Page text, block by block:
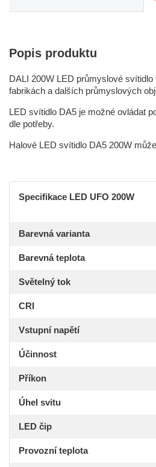
Popis produktu
DALI 200W LED průmyslové
fabrikách a dalších průmyslových
LED svítidlo DA5 je možné ovládat
dle potřeby.
Halové LED svítidlo DA5 200W
Specifikace LED UFO 200W
Barevná varianta
Barevná teplota
Světelný tok
CRI
Vstupní napětí
Účinnost
Příkon
Úhel svitu
LED čip
Provozní teplota